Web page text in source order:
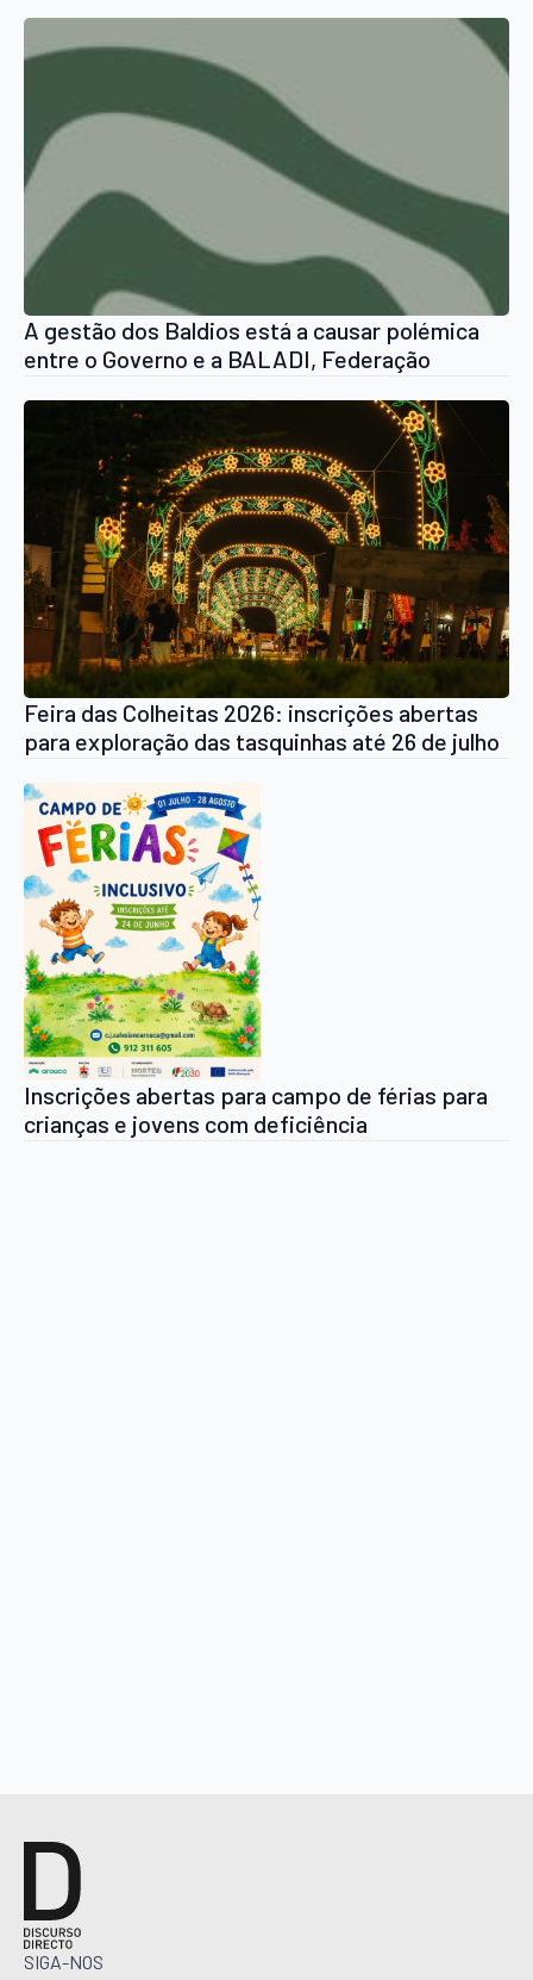
A gestão dos Baldios está a causar polémica
entre o Governo e a BALADI, Federação
Feira das Colheitas 2026: inscrições abertas
para exploração das tasquinhas até 26 de julho
Inscrições abertas para campo de férias para
crianças e jovens com deficiência
SIGA-NOS